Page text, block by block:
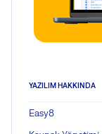
YAZILIM HAKKINDA
Easy8